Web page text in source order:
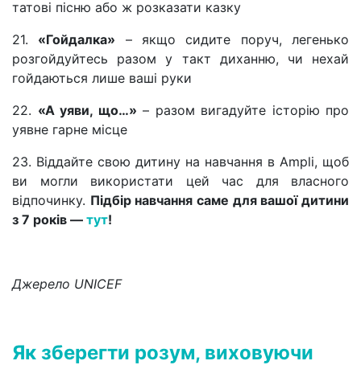
татові пісню або ж розказати казку
21. «Гойдалка» – якщо сидите поруч, легенько
розгойдуйтесь разом у такт диханню, чи нехай
гойдаються лише ваші руки
22. «А уяви, що…» – разом вигадуйте історію про
уявне гарне місце
23. Віддайте свою дитину на навчання в Ampli, щоб
ви могли використати цей час для власного
відпочинку. Підбір навчання саме для вашої дитини
з 7 років — тут!
Джерело UNICEF
Як зберегти розум, виховуючи